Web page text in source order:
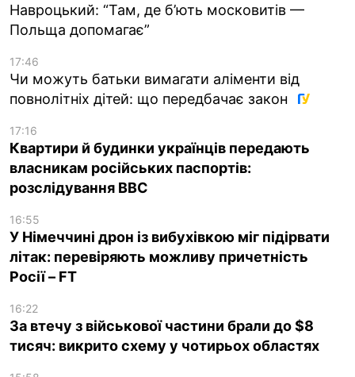
Навроцький: “Там, де б’ють московитів —
Польща допомагає”
17:46
Чи можуть батьки вимагати аліменти від
повнолітніх дітей: що передбачає закон
17:16
Квартири й будинки українців передають
власникам російських паспортів:
розслідування BBC
16:55
У Німеччині дрон із вибухівкою міг підірвати
літак: перевіряють можливу причетність
Росії – FT
16:22
За втечу з військової частини брали до $8
тисяч: викрито схему у чотирьох областях